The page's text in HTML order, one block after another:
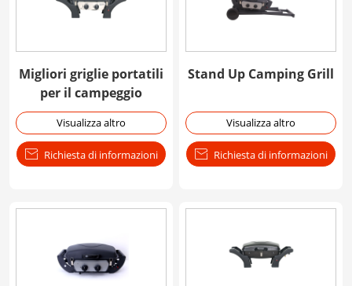
Migliori griglie portatili
per il campeggio
Visualizza altro
 Richiesta di informazioni
Stand Up Camping Grill
Visualizza altro
 Richiesta di informazioni